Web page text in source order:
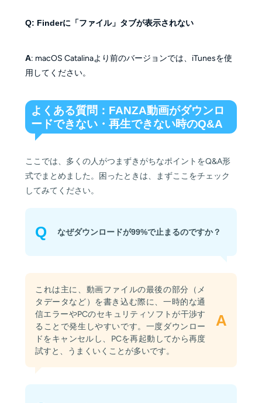
Q: Finderに「ファイル」タブが表示されない
A: macOS Catalinaより前のバージョンでは、 iTunesを使
用 してください。
よくある質問：FANZA動画がダウンロ
ードできない・再生できない時のQ&A
ここでは、多くの人がつまずきがちなポイントをQ&A形
式でまとめました。困ったときは、まずここをチェック
してみてください。
Q なぜダウンロードが99%で止まるのですか？
これは主に、動画ファイルの最後の部分（メ
タデータなど）を書き込む際に、一時的な通
信エラーやPCのセキュリティソフトが干渉す
ることで発生しやすいです。一度ダウンロー
ドをキャンセルし、PCを再起動してから再度
試すと、うまくいくことが多いです。
A